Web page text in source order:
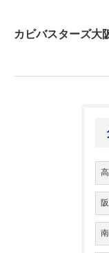
カビバスターズ大